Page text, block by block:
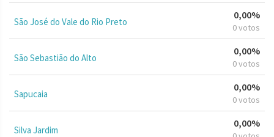
São José do Vale do Rio Preto
0,00%
0 votos
São Sebastião do Alto
0,00%
0 votos
Sapucaia
0,00%
0 votos
Silva Jardim
0,00%